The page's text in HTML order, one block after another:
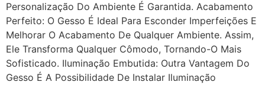
Personalização Do Ambiente É Garantida. Acabamento
Perfeito: O Gesso É Ideal Para Esconder Imperfeições E
Melhorar O Acabamento De Qualquer Ambiente. Assim,
Ele Transforma Qualquer Cômodo, Tornando-O Mais
Sofisticado. Iluminação Embutida: Outra Vantagem Do
Gesso É A Possibilidade De Instalar Iluminação